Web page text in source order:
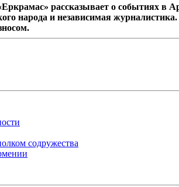
рассказывает о событиях в
народа и независимая
содружества